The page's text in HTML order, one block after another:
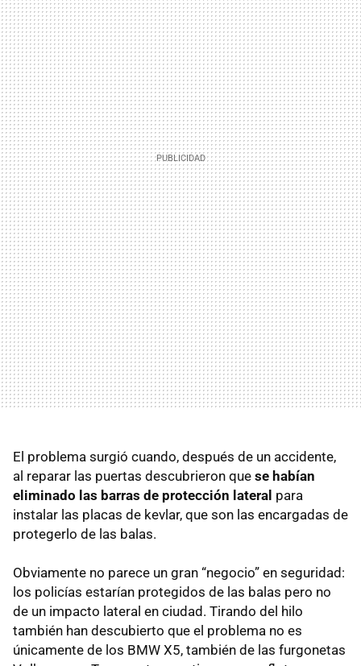
El problema surgió cuando, después de un accidente,
al reparar las puertas descubrieron que se habían
eliminado las barras de protección lateral para
instalar las placas de kevlar, que son las encargadas de
protegerlo de las balas.
Obviamente no parece un gran “negocio” en seguridad:
los policías estarían protegidos de las balas pero no
de un impacto lateral en ciudad. Tirando del hilo
también han descubierto que el problema no es
únicamente de los BMW X5, también de las furgonetas